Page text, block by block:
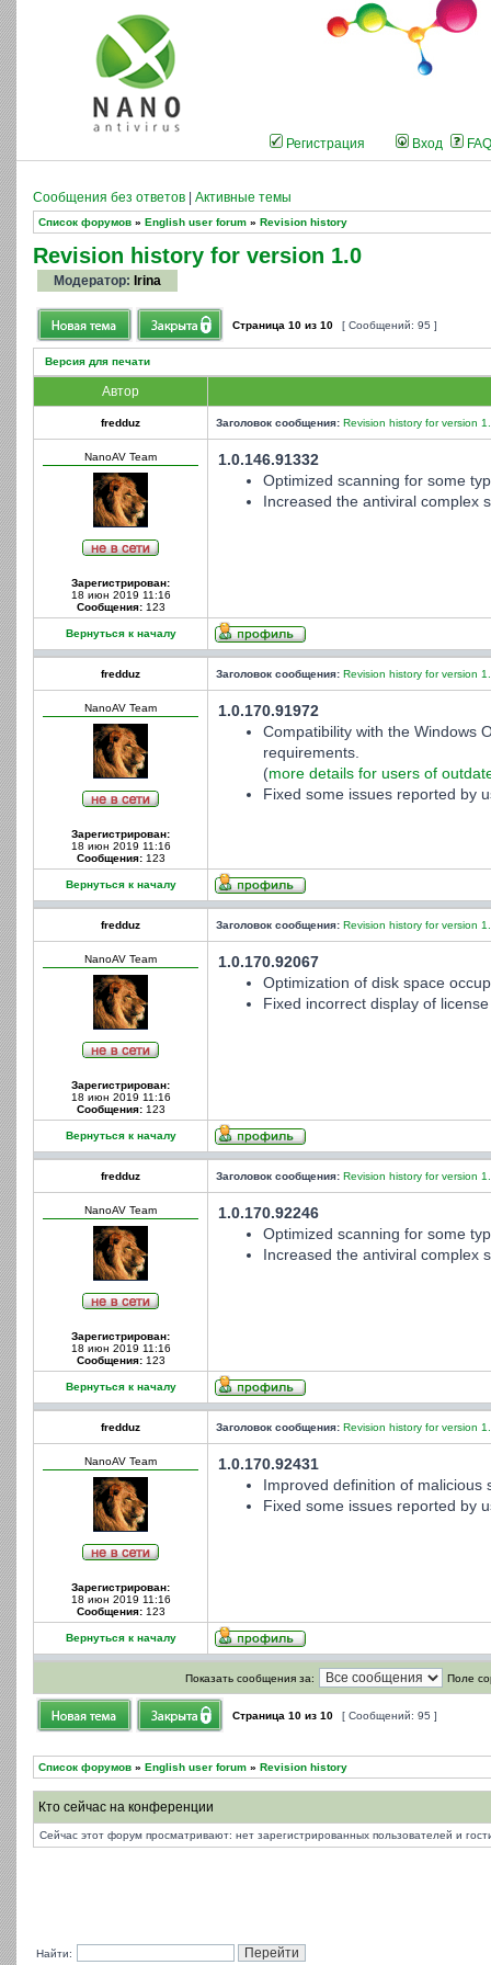
Регистрация Вход FAQ
Сообщения без ответов Активные темы
Список форумов » English user forum » Revision history
Revision history for version 1.0
Модератор: Irina
Страница 10 из 10 [ Сообщений: 95 ]
Версия для печати
Автор
fredduz Заголовок сообщения: Revision history for version
NanoAV Team
Зарегистрирован:
18 июн 2019 11:16
Сообщения:123
1.0.146.91332
Optimized scanning for some
Increased the antiviral complex
Вернуться к началу
fredduz Заголовок сообщения: Revision history for version
NanoAV Team
Зарегистрирован:
18 июн 2019 11:16
Сообщения:123
1.0.170.91972
Compatibility with the Windows
requirements.
(more details for users of
Fixed some issues reported by
Вернуться к началу
fredduz Заголовок сообщения: Revision history for version
NanoAV Team
Зарегистрирован:
18 июн 2019 11:16
Сообщения:123
1.0.170.92067
Optimization of disk space
Fixed incorrect display of
Вернуться к началу
fredduz Заголовок сообщения: Revision history for version
NanoAV Team
Зарегистрирован:
18 июн 2019 11:16
Сообщения:123
1.0.170.92246
Optimized scanning for some
Increased the antiviral complex
Вернуться к началу
fredduz Заголовок сообщения: Revision history for version
NanoAV Team
Зарегистрирован:
18 июн 2019 11:16
Сообщения:123
1.0.170.92431
Improved definition of malicious
Fixed some issues reported by
Вернуться к началу
Показать сообщения за: Поле
Страница 10 из 10 [ Сообщений: 95 ]
Список форумов » English user forum » Revision history
Кто сейчас на конференции
Сейчас этот форум просматривают: нет зарегистрированных пользователей и
Найти: